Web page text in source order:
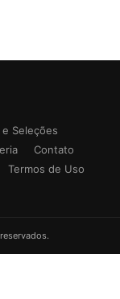
Seleções
Contato
Termos de Uso